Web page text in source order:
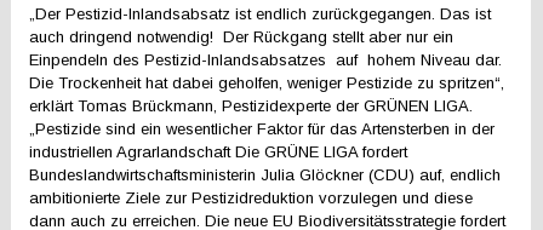
„Der Pestizid-Inlandsabsatz ist endlich zurückgegangen. Das ist
auch dringend notwendig! Der Rückgang stellt aber nur ein
Einpendeln des Pestizid-Inlandsabsatzes auf hohem Niveau dar.
Die Trockenheit hat dabei geholfen, weniger Pestizide zu spritzen“,
erklärt Tomas Brückmann, Pestizidexperte der GRÜNEN LIGA.
„Pestizide sind ein wesentlicher Faktor für das Artensterben in der
industriellen Agrarlandschaft Die GRÜNE LIGA fordert
Bundeslandwirtschaftsministerin Julia Glöckner (CDU) auf, endlich
ambitionierte Ziele zur Pestizidreduktion vorzulegen und diese
dann auch zu erreichen. Die neue EU Biodiversitätsstrategie fordert